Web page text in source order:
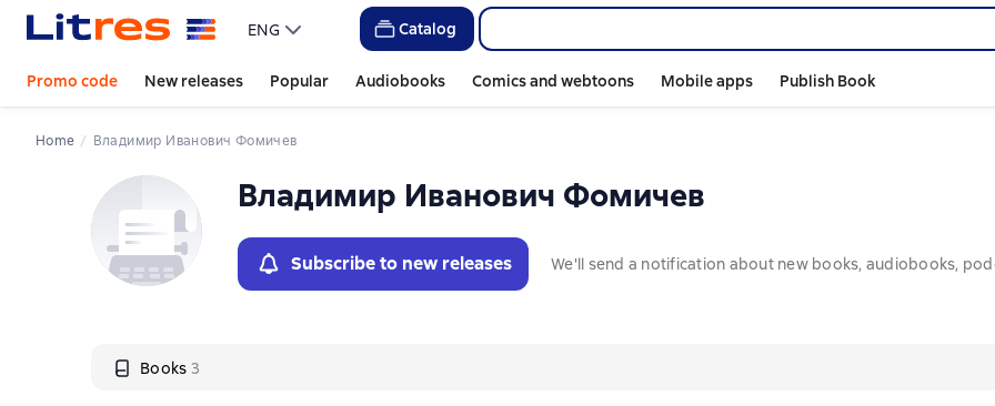
ENG Catalog
Promo code New releases Popular Audiobooks Comics and webtoons Mobile apps Publish Book
Home Владимир Иванович Фомичев
Владимир Иванович Фомичев
Subscribe to new releases We'll send a notification about new books, audiobooks,
Books 3
Слайдер с книгами